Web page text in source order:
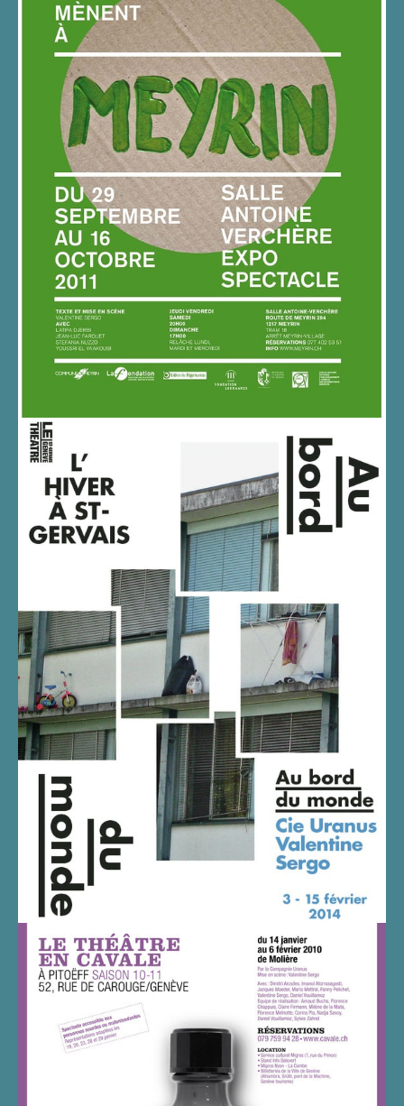
TOUS LES CHEMINS MÈNENT
À MEYRIN CRÉATION À
MEYRIN EN 2011
AU BORD DU MONDE
CRÉATION AU THÉÂTRE
SAINT-GERVAIS EN 2014